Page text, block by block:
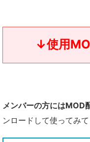
↓使用
メンバーの方にはMOD
ンロードして使ってみて